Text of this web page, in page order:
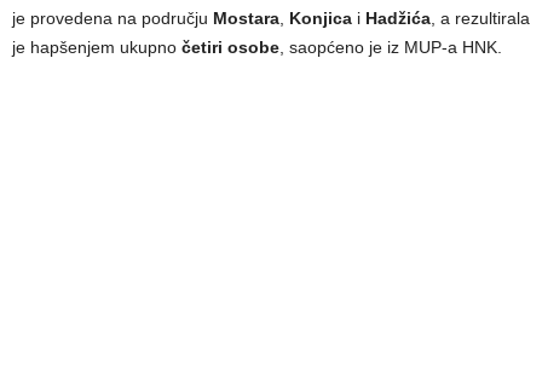
je provedena na području Mostara Konjica i Hadžića , a rezultirala
je hapšenjem ukupno četiri osobe , saopćeno je iz MUP-a HNK.